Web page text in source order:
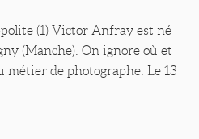
(1) Victor Anfray est né
(Manche). On ignore où et
métier de photographe. Le 13